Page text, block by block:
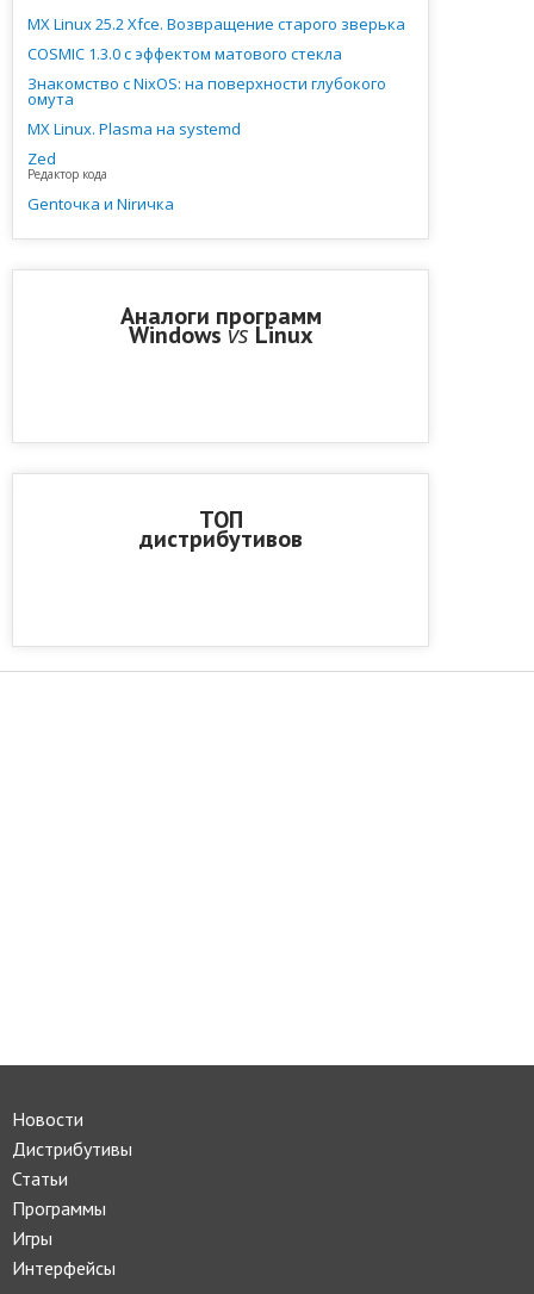
MX Linux 25.2 Xfce. Возвращение старого зверька
COSMIC 1.3.0 с эффектом матового стекла
Знакомство с NixOS: на поверхности глубокого
омута
MX Linux. Plasma на systemd
Zed
Редактор кода
Gentочка и Nirичка
Аналоги программ
Windows vs Linux
ТОП
дистрибутивов
Новости
Дистрибутивы
Статьи
Программы
Игры
Интерфейсы